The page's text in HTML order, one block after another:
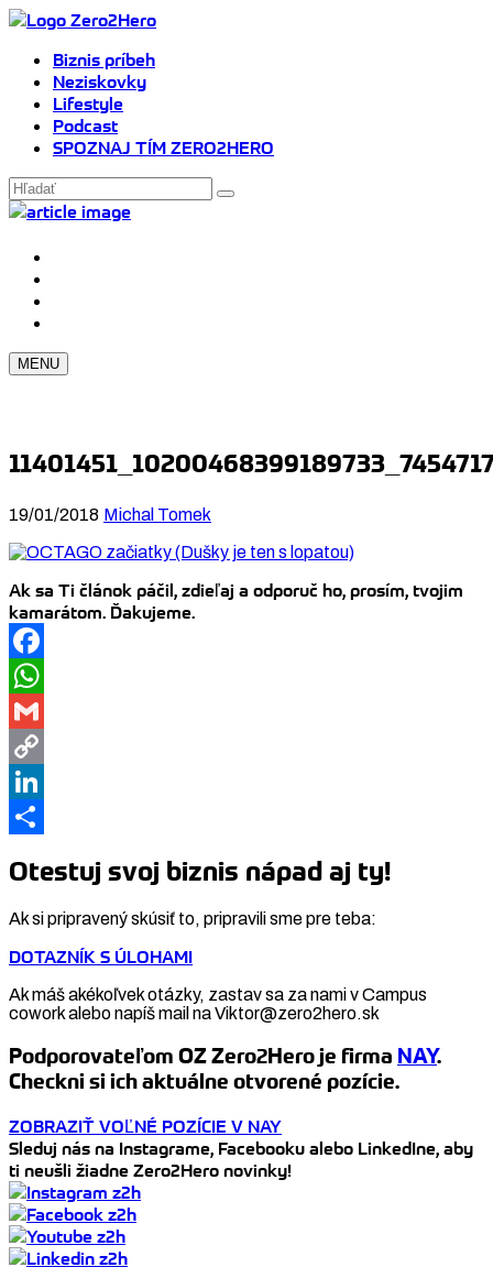
Biznis príbeh
Neziskovky
Lifestyle
Podcast
SPOZNAJ TÍM ZERO2HERO
MENU
19/01/2018 Michal Tomek
Ak sa Ti článok páčil, zdieľaj a odporuč ho, prosím, tvojim
kamarátom. Ďakujeme.
Facebook
WhatsApp
Gmail
Copy
Link
LinkedIn
Otestuj svoj biznis nápad aj ty!
Ak si pripravený skúsiť to, pripravili sme pre teba:
DOTAZNÍK S ÚLOHAMI
Ak máš akékoľvek otázky, zastav sa za nami v Campus
cowork alebo napíš mail na Viktor@zero2hero.sk
Podporovateľom OZ Zero2Hero je firma NAY.
Checkni si ich aktuálne otvorené pozície.
ZOBRAZIŤ VOĽNÉ POZÍCIE V NAY
Sleduj nás na Instagrame, Facebooku alebo LinkedIne, aby
ti neušli žiadne Zero2Hero novinky!